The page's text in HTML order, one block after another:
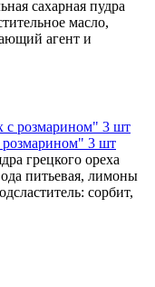
сахарная пудра
масло,
агент и
3 шт
грецкого ореха
питьевая, лимоны
сорбит,